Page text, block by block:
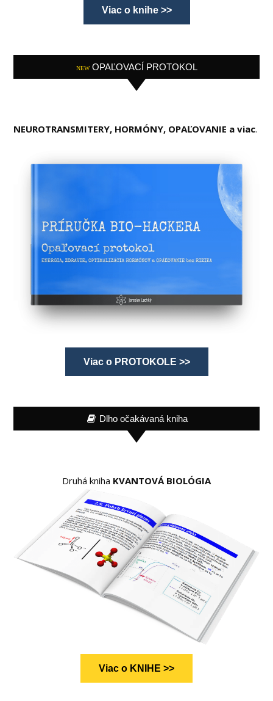
Viac o knihe >>
NEW OPAĽOVACÍ PROTOKOL
NEUROTRANSMITERY, HORMÓNY, OPAĽOVANIE a viac.
Viac o PROTOKOLE >>
Dlho očakávaná kniha
Druhá kniha KVANTOVÁ BIOLÓGIA
Viac o KNIHE >>